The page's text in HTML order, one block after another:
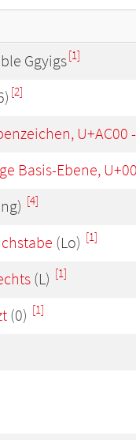
Ggyigs[1]
[2]
U+AC00
Basis-Ebene,
[4]
(Lo) [1]
(L) [1]
(0) [1]